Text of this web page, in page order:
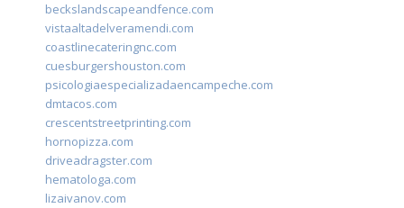
beckslandscapeandfence.com
vistaaltadelveramendi.com
coastlinecateringnc.com
cuesburgershouston.com
psicologiaespecializadaencampeche.com
dmtacos.com
crescentstreetprinting.com
hornopizza.com
driveadragster.com
hematologa.com
lizaivanov.com